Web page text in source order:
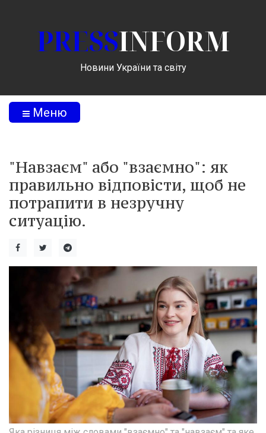
PRESSINFORM
Новини України та світу
Меню
"Навзаєм" або "взаємно": як
правильно відповісти, щоб не
потрапити в незручну
ситуацію.